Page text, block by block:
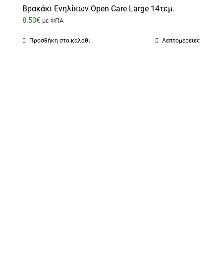
Βρακάκι Ενηλίκων Open Care Large 14τεμ.
8.50€ με ΦΠΑ
Προσθήκη στο καλάθι Λεπτομέρειες